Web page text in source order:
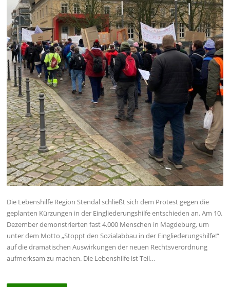
Die Lebenshilfe Region Stendal schließt sich dem Protest gegen die
geplanten Kürzungen in der Eingliederungshilfe entschieden an. Am 10.
Dezember demonstrierten fast 4.000 Menschen in Magdeburg, um
unter dem Motto „Stoppt den Sozialabbau in der Eingliederungshilfe!“
auf die dramatischen Auswirkungen der neuen Rechtsverordnung
aufmerksam zu machen. Die Lebenshilfe ist Teil…